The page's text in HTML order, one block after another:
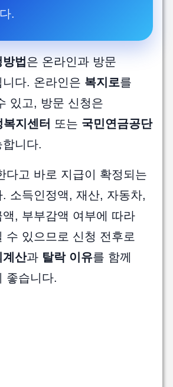
.
법은 온라인과 방문
다. 온라인은 복지로를
있고, 방문 신청은
복지센터 또는 국민연금공단
니다.
다고 바로 지급이 확정되는
소득인정액, 재산, 자동차,
, 부부감액 여부에 따라
수 있으므로 신청 전후로
계산과 탈락 이유를 함께
좋습니다.